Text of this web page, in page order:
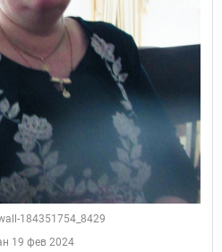
184351754_8429
19 фев 2024